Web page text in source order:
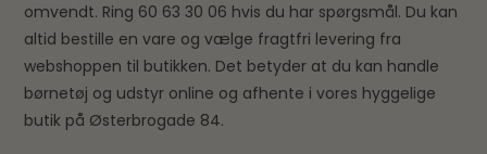
omvendt. Ring 60 63 30 06 hvis du har spørgsmål. Du kan
altid bestille en vare og vælge fragtfri levering fra
webshoppen til butikken. Det betyder at du kan handle
børnetøj og udstyr online og afhente i vores hyggelige
butik på Østerbrogade 84.